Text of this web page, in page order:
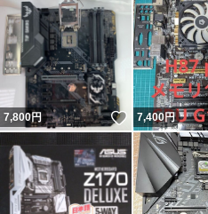
7,800円 いいね！
7,400円